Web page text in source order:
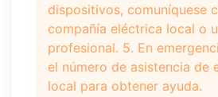
dispositivos, comuníquese
compañía eléctrica local o
profesional. 5. En
el número de asistencia de
local para obtener ayuda.